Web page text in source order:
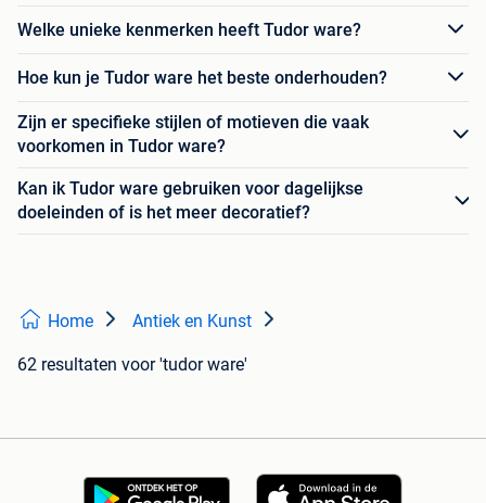
Welke unieke kenmerken heeft Tudor ware?
Hoe kun je Tudor ware het beste onderhouden?
Zijn er specifieke stijlen of motieven die vaak
voorkomen in Tudor ware?
Kan ik Tudor ware gebruiken voor dagelijkse
doeleinden of is het meer decoratief?
Home Antiek en Kunst
62 resultaten voor 'tudor ware'